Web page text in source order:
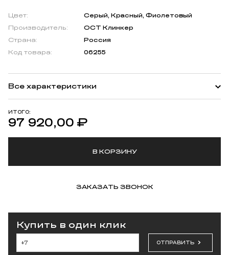
ИТОГО:
97 920,00 ₽
В КОРЗИНУ
ЗАКАЗАТЬ ЗВОНОК
Цвет:
Серый, Красный, Фиолетовый
Производитель:
ОСТ Клинкер
Страна:
Россия
Код товара:
06255
Все характеристики
Купить в один клик
ОТПРАВИТЬ